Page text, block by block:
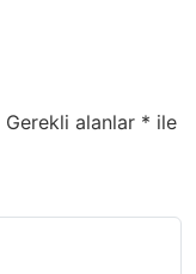
Gerekli alanlar * ile